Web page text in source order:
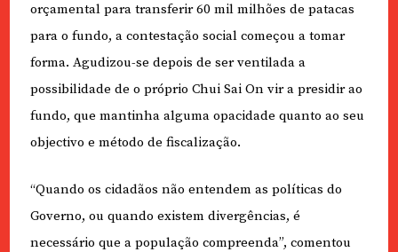
orçamental para transferir 60 mil milhões de patacas
para o fundo, a contestação social começou a tomar
forma. Agudizou-se depois de ser ventilada a
possibilidade de o próprio Chui Sai On vir a presidir ao
fundo, que mantinha alguma opacidade quanto ao seu
objectivo e método de fiscalização.
“Quando os cidadãos não entendem as políticas do
Governo, ou quando existem divergências, é
necessário que a população compreenda”, comentou